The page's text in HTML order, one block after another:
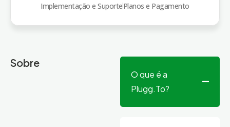
Implementação e SuportePlanos e Pagamento
Sobre
O que é a
Plugg.To?